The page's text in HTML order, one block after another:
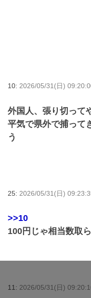
10: 2026/05/31(日)
外国人、張り切って
平気で県外で捕って
う
25: 2026/05/31(日)
>>10
100円じゃ相当数取
11: 2026/05/31(日)